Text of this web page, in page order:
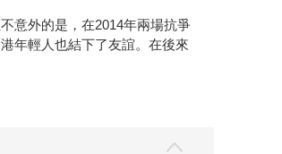
意外的是，在2014年兩場抗爭
年輕人也結下了友誼。在後來
的抗爭，而這些新抗爭不僅